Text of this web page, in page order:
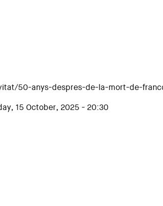
50-anys-despres-de-la-mort-de-
15 October, 2025 - 20:30